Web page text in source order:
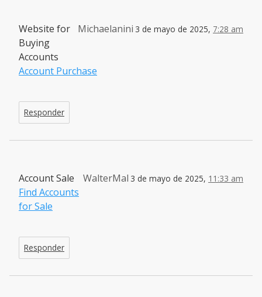
Michaelanini 3 de mayo de 2025, 7:28 am
Website for
Buying
Accounts
Account Purchase
Responder
WalterMal 3 de mayo de 2025, 11:33 am
Account Sale
Find Accounts
for Sale
Responder